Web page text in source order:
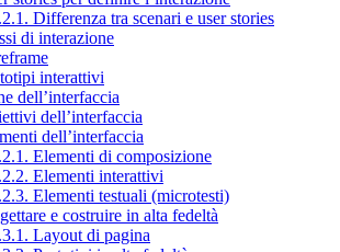
Differenza tra scenari e user stories
di interazione
interattivi
dell’interfaccia
dell’interfaccia
dell’interfaccia
Elementi di composizione
Elementi interattivi
Elementi testuali (microtesti)
e costruire in alta fedeltà
Layout di pagina